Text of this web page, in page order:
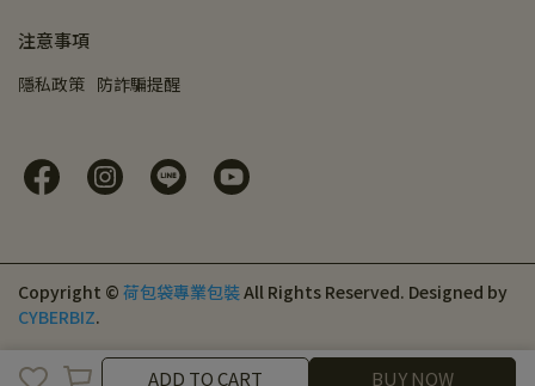
ADD TO CART BUY NOW
注意事項
隱私政策 防詐騙提醒
Copyright © 荷包袋專業包裝All Rights Reserved. Designed by
CYBERBIZ.